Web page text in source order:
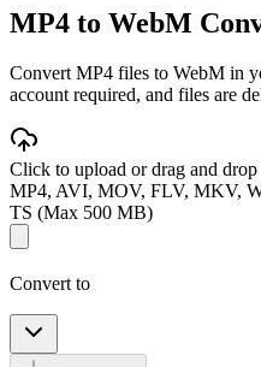
MP4 to WebM
Convert MP4 files to WebM in
account required, and files are
Click to upload or drag and drop
MP4, AVI, MOV, FLV, MKV,
TS (Max 500 MB)
Convert to